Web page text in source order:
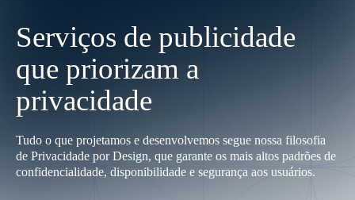
Serviços de publicidade
que priorizam a
privacidade
Tudo o que projetamos e desenvolvemos segue nossa filosofia
de Privacidade por Design, que garante os mais altos padrões de
confidencialidade, disponibilidade e segurança aos usuários.